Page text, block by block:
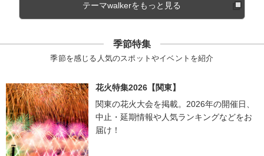
テーマwalkerをもっと見る
季節特集
季節を感じる人気のスポットやイベントを紹介
花火特集2026【関東】
関東の花火大会を掲載。2026年の開催日、
中止・延期情報や人気ランキングなどをお
届け！